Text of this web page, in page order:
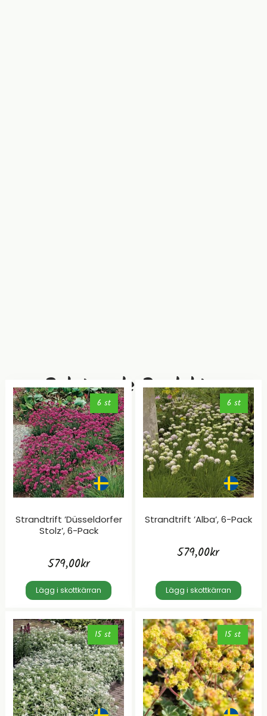
Relaterade Produkter
6 st
Strandtrift ’Düsseldorfer
Stolz’, 6-Pack
579,00kr
Lägg i skottkärran
6 st
Strandtrift ’Alba’, 6-Pack
579,00kr
Lägg i skottkärran
15 st 15 st